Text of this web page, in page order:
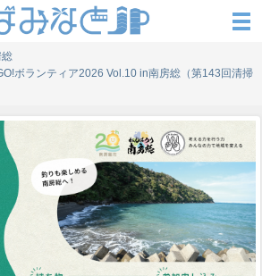
ボランティア2026 Vol.10 in南房総（第143回清掃